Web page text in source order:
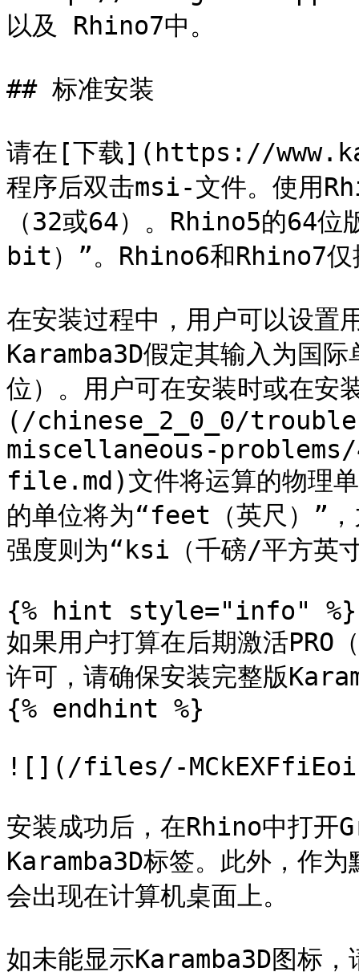
以及 Rhino7中。
## 标准安装
请在[下载](https://
程序后双击msi-文件。使用
（32或64）。Rhino5的64
bit）”。Rhino6和Rhino7仅
在安装过程中，用户可以设置
Karamba3D假定其输入为国
位）。用户可在安装时或在
(/chinese_2_0_0/
miscellaneous-
file.md)文件将运算的物理单
的单位将为“feet（英尺）”
强度则为“ksi（千磅/平方英
{% hint style="info" %}
如果用户打算在后期激活PRO
许可，请确保安装完整版
{% endhint %}
![](/files/-
安装成功后，在Rhino中打开
Karamba3D标签。此外，作
会出现在计算机桌面上。
如未能显示Karamba3D图标